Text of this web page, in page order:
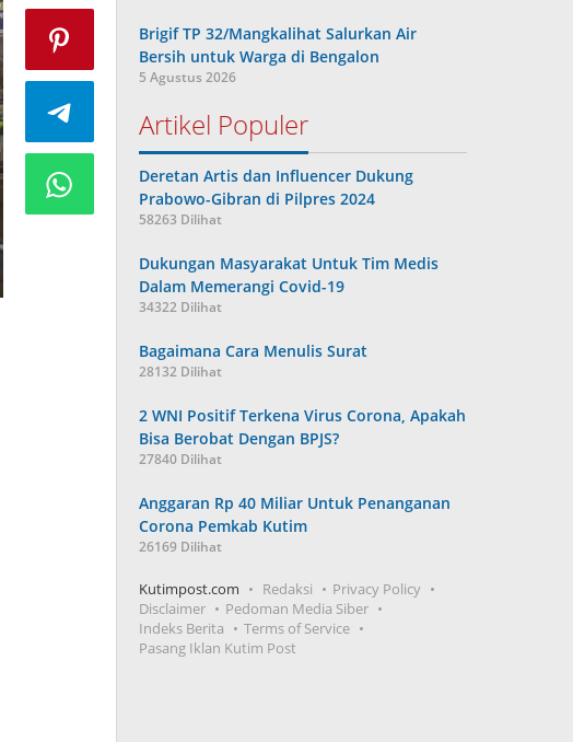
Brigif TP 32/Mangkalihat Salurkan Air
Bersih untuk Warga di Bengalon
5 Agustus 2026
Artikel Populer
Deretan Artis dan Influencer Dukung
Prabowo-Gibran di Pilpres 2024
58263 Dilihat
Dukungan Masyarakat Untuk Tim Medis
Dalam Memerangi Covid-19
34322 Dilihat
Bagaimana Cara Menulis Surat
28132 Dilihat
2 WNI Positif Terkena Virus Corona, Apakah
Bisa Berobat Dengan BPJS?
27840 Dilihat
Anggaran Rp 40 Miliar Untuk Penanganan
Corona Pemkab Kutim
26169 Dilihat
Kutimpost.com Redaksi
Privacy Policy
Disclaimer
Pedoman Media Siber
Indeks Berita
Terms of Service
Pasang Iklan Kutim Post